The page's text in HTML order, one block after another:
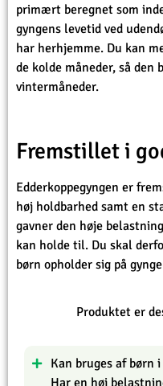
primært beregnet som
gyngens levetid ved
har herhjemme. Du kan
de kolde måneder, så den
vintermåneder.
Fremstillet i
Edderkoppegyngen er
høj holdbarhed samt en
gavner den høje
kan holde til. Du skal
børn opholder sig på
Produktet er
Kan bruges af børn
Har en høj